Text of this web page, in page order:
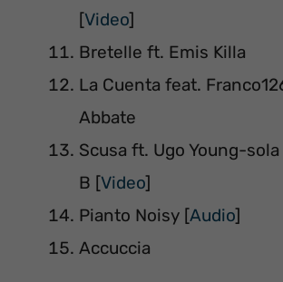
[Video]
Bretelle ft. Emis Killa
La Cuenta feat.
Abbate
Scusa ft. Ugo Young-
B [Video]
Pianto Noisy [Audio]
Accuccia